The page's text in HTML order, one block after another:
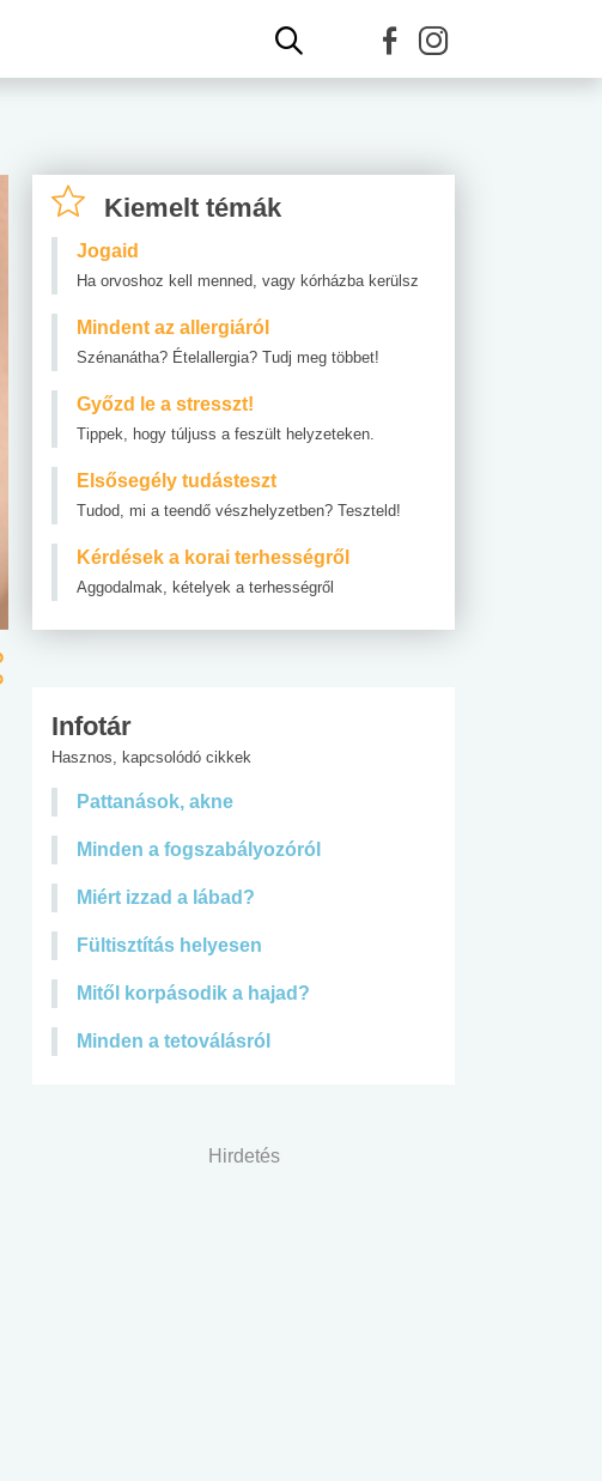
Kiemelt témák
Jogaid
Ha orvoshoz kell menned, vagy kórházba kerülsz
Mindent az allergiáról
Szénanátha? Ételallergia? Tudj meg többet!
Győzd le a stresszt!
Tippek, hogy túljuss a feszült helyzeteken.
Elsősegély tudásteszt
Tudod, mi a teendő vészhelyzetben? Teszteld!
Kérdések a korai terhességről
Aggodalmak, kételyek a terhességről
Infotár
Hasznos, kapcsolódó cikkek
Pattanások, akne
Minden a fogszabályozóról
Miért izzad a lábad?
Fültisztítás helyesen
Mitől korpásodik a hajad?
Minden a tetoválásról
Hirdetés